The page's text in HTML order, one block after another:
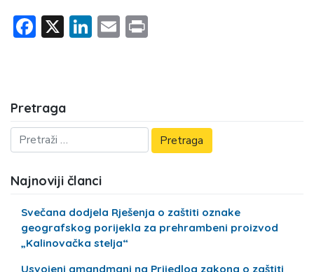
Facebook
X LinkedIn
Email
Pretraga
Najnoviji članci
Svečana dodjela Rješenja o zaštiti oznake
geografskog porijekla za prehrambeni proizvod
„Kalinovačka stelja“
Usvojeni amandmani na Prijedlog zakona o zaštiti